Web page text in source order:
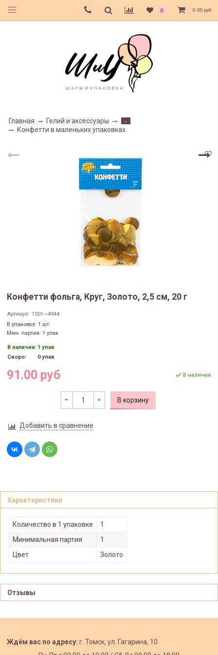
0 0.00 руб
Главная Гелий и аксессуары
-
Конфетти в маленьких упаковках
Конфетти фольга, Круг, Золото, 2,5 см, 20 г
Артикул: 1501—4944
В упаковке: 1 шт.
Мин. партия: 1 упак
В наличии: 1 упак
Скоро:
0 упак
91.00 руб В наличии
В корзину
Добавить в сравнение
Характеристики
Количество в 1 упаковке
1
Минимальная партия
1
Цвет
Золото
Отзывы
Ждём вас по адресу: г. Томск, ул. Гагарина, 10